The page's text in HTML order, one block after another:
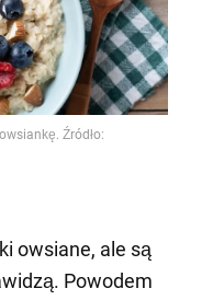
Źródło:
owsiane, ale są
Powodem